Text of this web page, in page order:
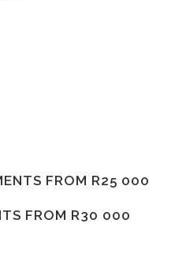
FROM R25 000
FROM R30 000